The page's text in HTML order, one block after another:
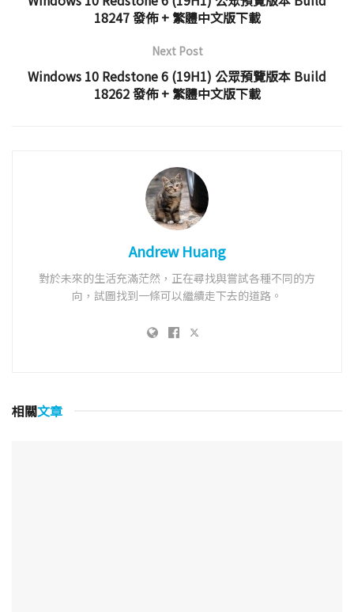
18247 發佈 + 繁體中文版下載
Next Post
Windows 10 Redstone 6 (19H1) 公眾預覽版本 Build
18262 發佈 + 繁體中文版下載
Andrew Huang
對於未來的生活充滿茫然，正在尋找與嘗試各種不同的方
向，試圖找到一條可以繼續走下去的道路。
相關文章